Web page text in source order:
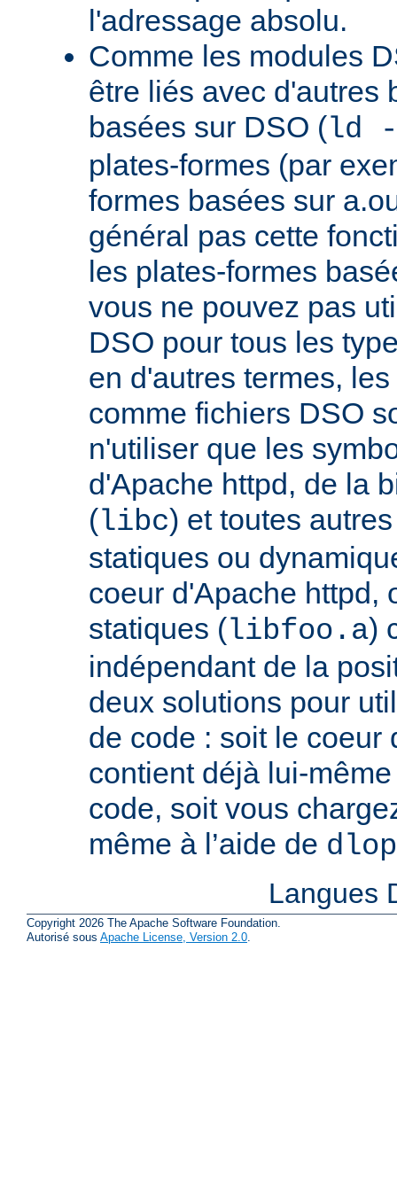
l'adressage absolu.
Comme les modules
être liés avec d'autres
basées sur DSO (ld
plates-formes (par
formes basées sur
général pas cette
les plates-formes
vous ne pouvez pas
DSO pour tous les
en d'autres termes,
comme fichiers DSO
n'utiliser que les
d'Apache httpd, de la
(libc) et toutes
statiques ou
coeur d'Apache httpd,
statiques (libfoo.a)
indépendant de la
deux solutions pour
de code : soit le coeur
contient déjà lui-
code, soit vous
même à l’aide de
Langues
Copyright 2026 The Apache Software Foundation.
Autorisé sous Apache License, Version 2.0.